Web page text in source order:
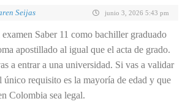
Seijas junio 3, 2026 5:43 pm
examen Saber 11 como bachiller graduado
apostillado al igual que el acta de grado.
a entrar a una universidad. Si vas a validar
único requisito es la mayoría de edad y que
Colombia sea legal.